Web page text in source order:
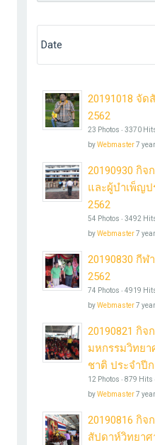
20191018 จั
2562
23 Photos ‧ 3370
byWebmaster7
20190930 กิจ
และผู้บำเพ็ญป
2562
54 Photos ‧ 3492
byWebmaster7
20190830 กี
2562
74 Photos ‧ 4919
byWebmaster7
20190821 กิ
มหกรรมวิทยา
ชาติ ประจำปี
12 Photos ‧ 879 Hits
byWebmaster7
20190816 กิจ
สัปดาห์วิทยา